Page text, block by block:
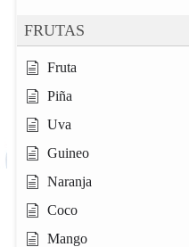
FRUTAS
Fruta
Piña
Uva
Guineo
Naranja
Coco
Mango